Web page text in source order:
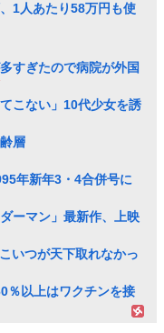
1人あたり58万円も使
すぎたので病院が外国
こない」10代少女を誘
層
年新年3・4合併号に
ーマン」最新作、上映
いつが天下取れなかっ
％以上はワクチンを接